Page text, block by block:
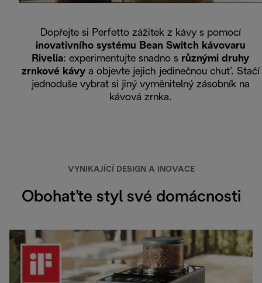
Dopřejte si Perfetto zážitek z kávy s pomocí
inovativního systému Bean Switch kávovaru
Rivelia: experimentujte snadno s různými druhy
zrnkové kávya objevte jejich jedinečnou chuť. Stačí
jednoduše vybrat si jiný vyměnitelný zásobník na
kávová zrnka.
VYNIKAJÍCÍ DESIGN A INOVACE
Obohaťte styl své domácnosti